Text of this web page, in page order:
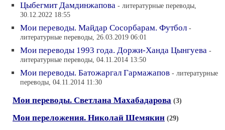
Цыбегмит Дамдинжапова - литературные переводы,
30.12.2022 18:55
Мои переводы. Майдар Сосорбарам. Футбол -
литературные переводы, 26.03.2019 06:01
Мои переводы 1993 года. Доржи-Ханда Цынгуева -
литературные переводы, 04.11.2014 13:50
Мои переводы. Батожаргал Гармажапов - литературные
переводы, 04.11.2014 11:30
Мои переводы. Светлана Махабадарова (3)
Мои переложения. Николай Шемякин (29)